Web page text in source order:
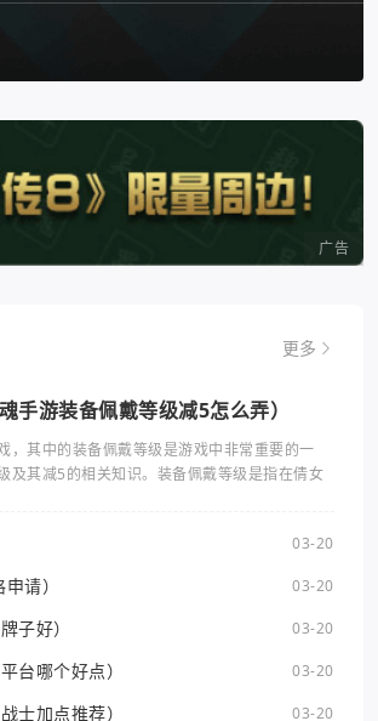
广告
更多
手游装备佩戴等级减5怎么弄）
，其中的装备佩戴等级是游戏中非常重要的一
及其减5的相关知识。装备佩戴等级是指在倩女
03-20
请） 03-20
子好） 03-20
台哪个好点） 03-20
士加点推荐） 03-20